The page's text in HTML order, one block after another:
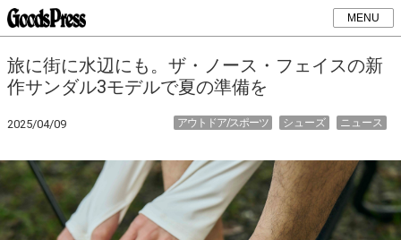
MENU
旅に街に水辺にも。ザ・ノース・フェイスの新
作サンダル3モデルで夏の準備を
2025/04/09 ニュース
シューズ
アウトドア/スポーツ